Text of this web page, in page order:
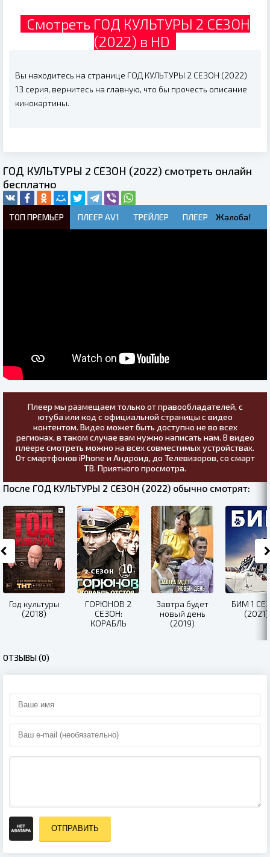
Смотреть ГОД КУЛЬТУРЫ 2 СЕЗОН
(2022) в HD
Вы находитесь на странице ГОД КУЛЬТУРЫ 2 СЕЗОН (2022)
13 серия, вернитесь на главную, что бы прочесть описание
кинокартины.
ГОД КУЛЬТУРЫ 2 СЕЗОН (2022) смотреть онлайн
бесплатно
ТОП ПРЕМЬЕР ПЛЕЕР AV1 ТРЕЙЛЕР ПЛЕЕР Жалоба!
Плеер мы размещаем только от правообладателей, с
ютуба или код с официальной страницы с видео
контентом. Видео может быть доступно не во всех
регионах, в таком случае вам нужно написать нам. В видео
плеере смотреть можно на всех совместимых устройствах.
От смартфонов iPhone и Андроид, до Телевизоров, со смарт
ТВ. Приятного просмотра.
После ГОД КУЛЬТУРЫ 2 СЕЗОН (2022) обычно смотрят:
Год культуры
(2018)
ГОРЮНОВ 2
СЕЗОН:
КОРАБЛЬ
Завтра будет
новый день
(2019)
БИМ 1
(2021)
ОТЗЫВЫ (0)
ОТПРАВИТЬ